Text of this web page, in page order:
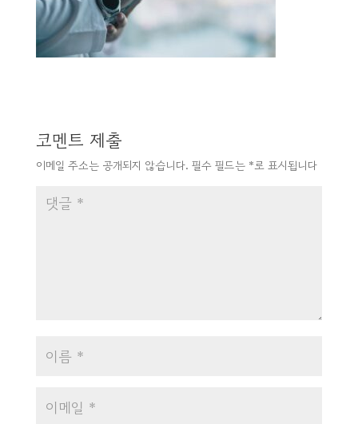
코멘트 제출
이메일 주소는 공개되지 않습니다. 필수 필드는 *로 표시됩니다